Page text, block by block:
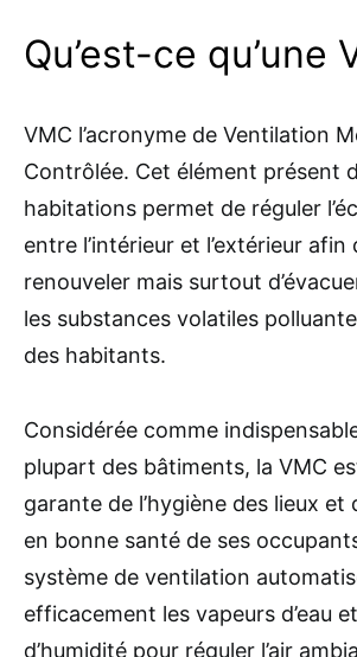
Qu’est-ce qu’une
VMC l’acronyme de Ventilation
Contrôlée. Cet élément présent
habitations permet de réguler
entre l’intérieur et l’extérieur afin
renouveler mais surtout
les substances volatiles
des habitants.
Considérée comme
plupart des bâtiments, la VMC
garante de l’hygiène des lieux et
en bonne santé de ses
système de ventilation
efficacement les vapeurs d’eau
d’humidité pour réguler l’air